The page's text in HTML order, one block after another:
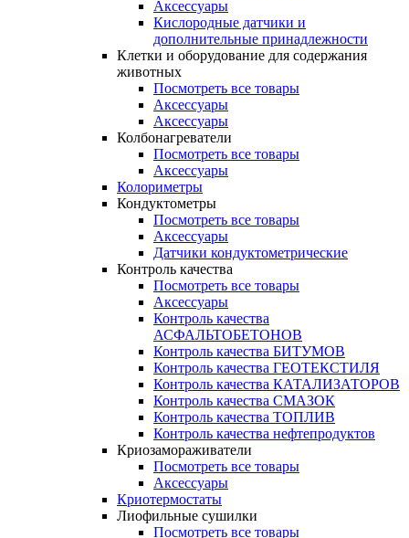
Аксессуары
Кислородные датчики и
дополнительные принадлежности
Клетки и оборудование для содержания
животных
Посмотреть все товары
Аксессуары
Аксессуары
Колбонагреватели
Посмотреть все товары
Аксессуары
Колориметры
Кондуктометры
Посмотреть все товары
Аксессуары
Датчики кондуктометрические
Контроль качества
Посмотреть все товары
Аксессуары
Контроль качества
АСФАЛЬТОБЕТОНОВ
Контроль качества БИТУМОВ
Контроль качества ГЕОТЕКСТИЛЯ
Контроль качества КАТАЛИЗАТОРОВ
Контроль качества СМАЗОК
Контроль качества ТОПЛИВ
Контроль качества нефтепродуктов
Криозамораживатели
Посмотреть все товары
Аксессуары
Криотермостаты
Лиофильные сушилки
Посмотреть все товары